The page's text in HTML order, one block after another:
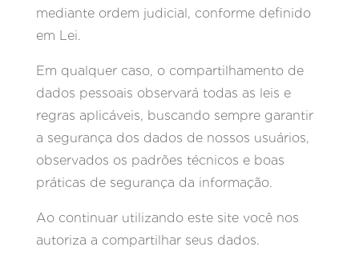
mediante ordem judicial, conforme definido
em Lei.
Em qualquer caso, o compartilhamento de
dados pessoais observará todas as leis e
regras aplicáveis, buscando sempre garantir
a segurança dos dados de nossos usuários,
observados os padrões técnicos e boas
práticas de segurança da informação.
Ao continuar utilizando este site você nos
autoriza a compartilhar seus dados.